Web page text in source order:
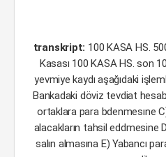
transkript: 100 KASA HS.
Kasası 100 KASA HS. son
yevmiye kaydı aşağıdaki
Bankadaki döviz tevdiat
ortaklara para bdenmesıne
alacakların tahsil eddmesine
salın almasına E) Yabancı